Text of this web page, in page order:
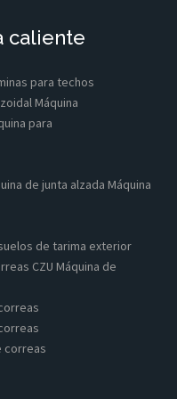
caliente
para techos
Máquina
para
de junta alzada Máquina
de tarima exterior
CZU Máquina de
correas